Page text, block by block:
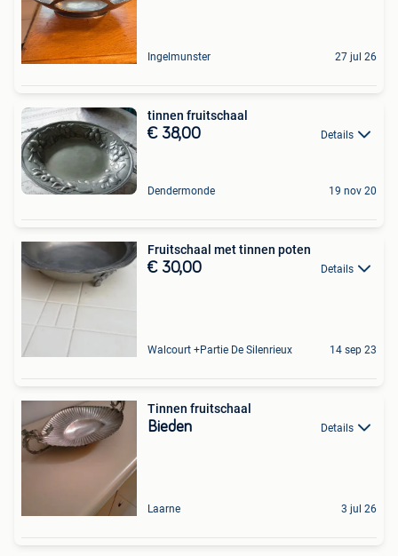
Ingelmunster 27 jul 26
tinnen fruitschaal
€ 38,00 Details
Dendermonde 19 nov 20
Fruitschaal met tinnen poten
€ 30,00 Details
Walcourt +Partie De Silenrieux 14 sep 23
Tinnen fruitschaal
Bieden Details
Laarne 3 jul 26